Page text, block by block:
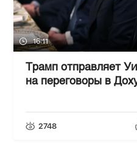
16:11
Трамп отправляет
на переговоры в
2748